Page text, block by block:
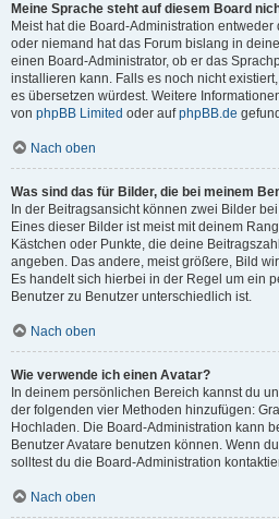
Meine Sprache steht auf diesem Board
Meist hat die Board-Administration
oder niemand hat das Forum bislang in
einen Board-Administrator, ob er das
installieren kann. Falls es noch nicht
es übersetzen würdest. Weitere
von phpBB Limited oder aufphpBB.de
Nach oben
Was sind das für Bilder, die bei meinem
In der Beitragsansicht können zwei Bilder
Eines dieser Bilder ist meist mit deinem
Kästchen oder Punkte, die deine
angeben. Das andere, meist größere, Bild
Es handelt sich hierbei in der Regel um ein
Benutzer zu Benutzer unterschiedlich ist.
Nach oben
Wie verwende ich einen Avatar?
In deinem persönlichen Bereich kannst du
der folgenden vier Methoden hinzufügen:
Hochladen. Die Board-Administration kann
Benutzer Avatare benutzen können. Wenn
solltest du die Board-Administration
Nach oben